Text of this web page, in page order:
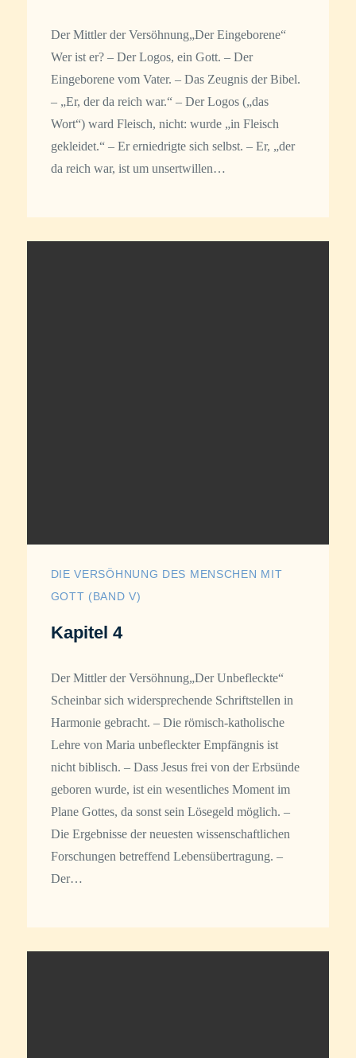
Der Mittler der Versöhnung„Der Eingeborene“
Wer ist er? – Der Logos, ein Gott. – Der
Eingeborene vom Vater. – Das Zeugnis der Bibel.
– „Er, der da reich war.“ – Der Logos („das
Wort“) ward Fleisch, nicht: wurde „in Fleisch
gekleidet.“ – Er erniedrigte sich selbst. – Er, „der
da reich war, ist um unsertwillen…
DIE VERSÖHNUNG DES MENSCHEN MIT
GOTT (BAND V)
Kapitel 4
Der Mittler der Versöhnung„Der Unbefleckte“
Scheinbar sich widersprechende Schriftstellen in
Harmonie gebracht. – Die römisch-katholische
Lehre von Maria unbefleckter Empfängnis ist
nicht biblisch. – Dass Jesus frei von der Erbsünde
geboren wurde, ist ein wesentliches Moment im
Plane Gottes, da sonst sein Lösegeld möglich. –
Die Ergebnisse der neuesten wissenschaftlichen
Forschungen betreffend Lebensübertragung. –
Der…